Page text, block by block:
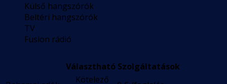
Külső hangszórók
Beltéri hangszórók
TV
Fusion rádió
Választható Szolgáltatások
Kötelező